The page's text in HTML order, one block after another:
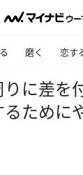
磨く 恋す
りに差を
ために